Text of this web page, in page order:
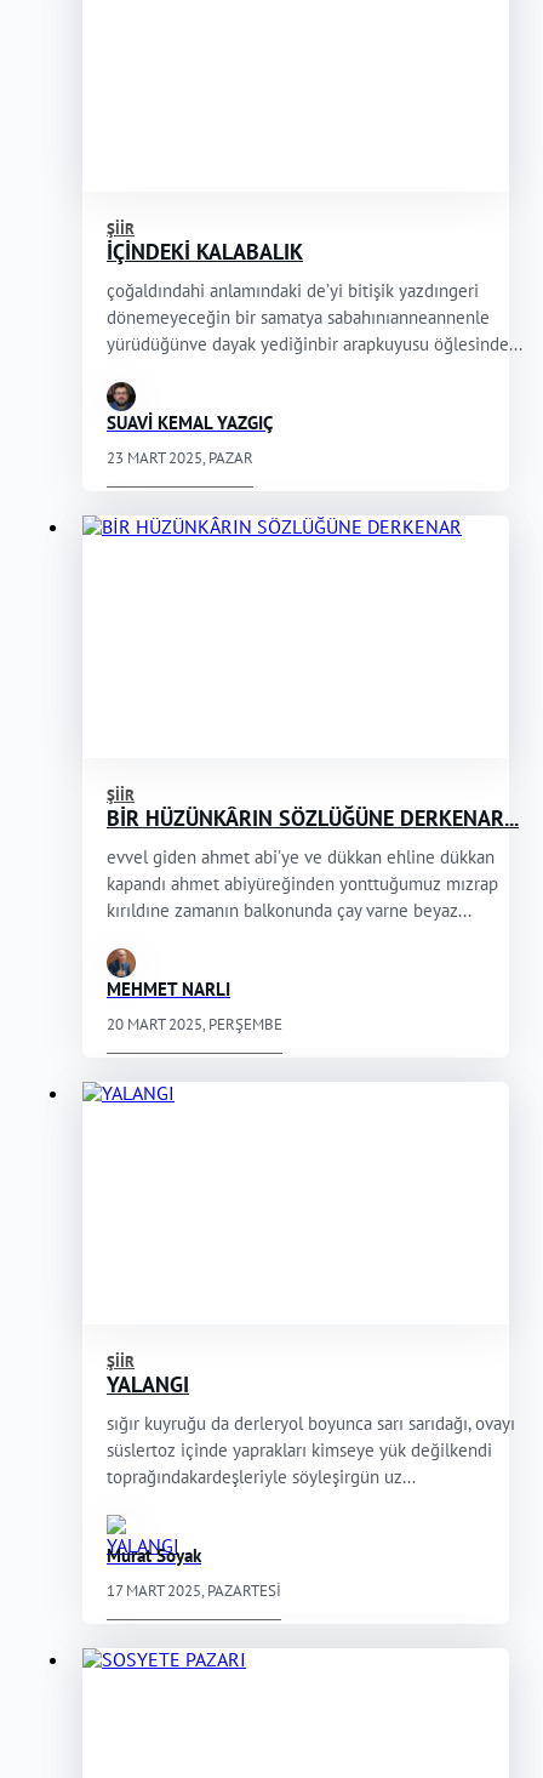
ŞIIR
İÇİNDEKİ KALABALIK
çoğaldındahi anlamındaki de’yi bitişik yazdıngeri
dönemeyeceğin bir samatya sabahınıanneannenle
yürüdüğünve dayak yediğinbir arapkuyusu öğlesinde...
SUAVİ KEMAL YAZGIÇ
23 MART 2025, PAZAR
ŞIIR
BİR HÜZÜNKÂRIN SÖZLÜĞÜNE DERKENAR...
evvel giden ahmet abi’ye ve dükkan ehline dükkan
kapandı ahmet abiyüreğinden yonttuğumuz mızrap
kırıldıne zamanın balkonunda çay varne beyaz...
MEHMET NARLI
20 MART 2025, PERŞEMBE
ŞIIR
YALANGI
sığır kuyruğu da derleryol boyunca sarı sarıdağı, ovayı
süslertoz içinde yaprakları kimseye yük değilkendi
toprağındakardeşleriyle söyleşirgün uz...
Murat Soyak
17 MART 2025, PAZARTESI